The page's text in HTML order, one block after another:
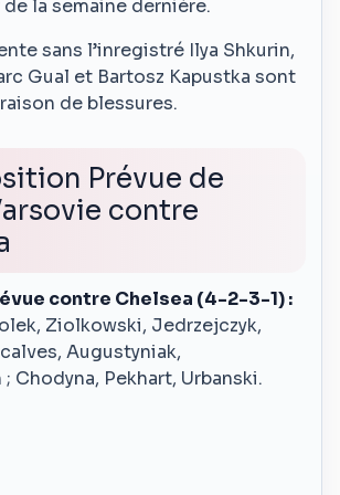
la semaine dernière.
sans l’inregistré Ilya Shkurin,
Gual et Bartosz Kapustka sont
de blessures.
Prévue de
contre
contre Chelsea (4-2-3-1) :
Ziolkowski, Jedrzejczyk,
Augustyniak,
Chodyna, Pekhart, Urbanski.